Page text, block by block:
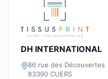
DH INTERNATIONAL
86 rue des Découvertes
83390 CUERS